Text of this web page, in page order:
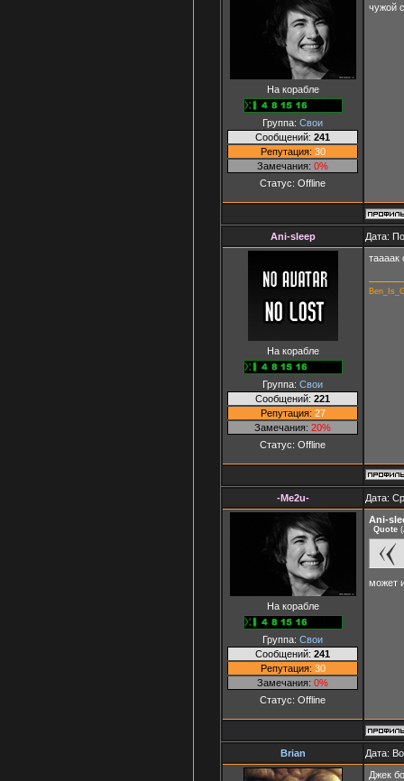
На корабле
Группа: Свои
Сообщений: 241
Репутация: 30
Замечания: 0%
Статус: Offline
чужой
Ani-sleep Дата:
На корабле
Группа: Свои
Сообщений: 221
Репутация: 27
Замечания: 20%
Статус: Offline
таааак
-Me2u- Дата:
На корабле
Группа: Свои
Сообщений: 241
Репутация: 30
Замечания: 0%
Статус: Offline
Ani-
Quote (
может
Brian Дата:
Джек